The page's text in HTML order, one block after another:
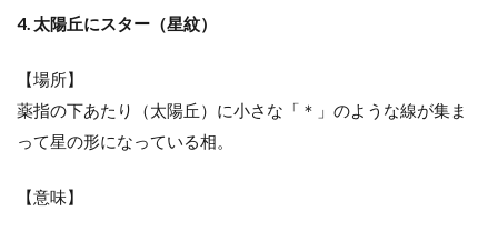
4. 太陽丘にスター（星紋）
【場所】
薬指の下あたり（太陽丘）に小さな「＊」のような線が集ま
って星の形になっている相。
【意味】